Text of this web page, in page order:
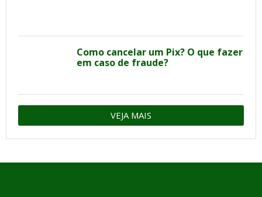
Como cancelar um Pix? O que fazer
em caso de fraude?
VEJA MAIS